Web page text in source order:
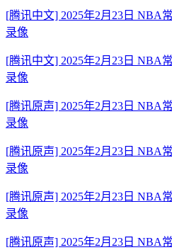
[腾讯中文] 2025年2月23日 NBA
录像
[腾讯中文] 2025年2月23日 NBA
录像
[腾讯原声] 2025年2月23日 NBA
录像
[腾讯原声] 2025年2月23日 NBA
录像
[腾讯原声] 2025年2月23日 NBA
录像
[腾讯原声] 2025年2月23日 NBA